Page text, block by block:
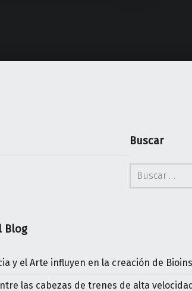
Buscar
Buscar:
Blog
y el Arte influyen en la creación de
las cabezas de trenes de alta